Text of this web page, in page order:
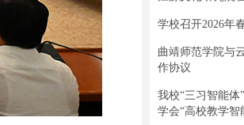
学校召开2026年
曲靖师范学院与
作协议
我校“三习智能体
学会“高校教学智